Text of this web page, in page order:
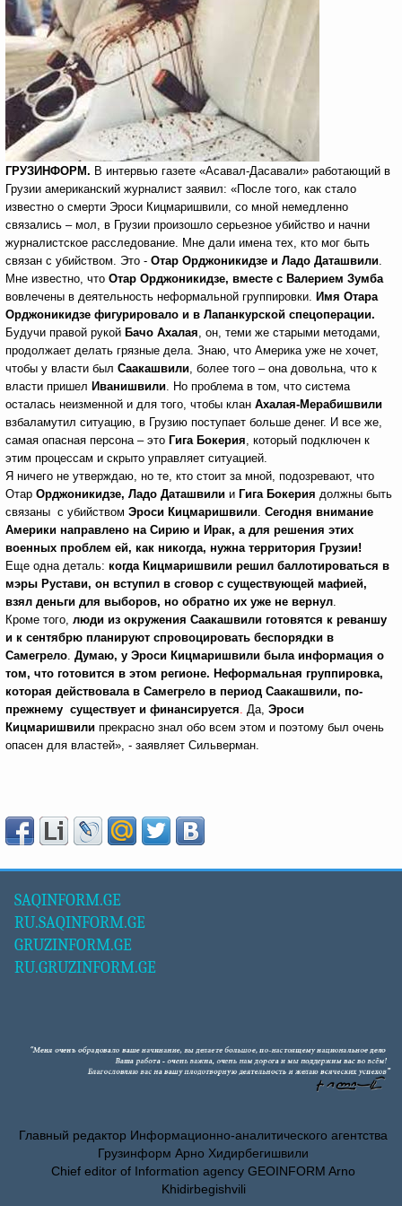
ГРУЗИНФОРМ. В интервью газете «Асавал-Дасавали» работающий в
Грузии американский журналист заявил: «После того, как стало
известно о смерти Эроси Кицмаришвили, со мной немедленно
связались – мол, в Грузии произошло серьезное убийство и начни
журналистское расследование. Мне дали имена тех, кто мог быть
связан с убийством. Это - Отар Орджоникидзе и Ладо Даташвили.
Мне известно, что Отар Орджоникидзе, вместе с Валерием Зумба
вовлечены в деятельность неформальной группировки. Имя Отара
Орджоникидзе фигурировало и в Лапанкурской спецоперации.
Будучи правой рукой Бачо Ахалая, он, теми же старыми методами,
продолжает делать грязные дела. Знаю, что Америка уже не хочет,
чтобы у власти был Саакашвили, более того – она довольна, что к
власти пришел Иванишвили. Но проблема в том, что система
осталась неизменной и для того, чтобы клан Ахалая-Мерабишвили
взбаламутил ситуацию, в Грузию поступает больше денег. И все же,
самая опасная персона – это Гига Бокерия, который подключен к
этим процессам и скрыто управляет ситуацией.
Я ничего не утверждаю, но те, кто стоит за мной, подозревают, что
Отар Орджоникидзе, Ладо Даташвили и Гига Бокерия должны быть
связаны с убийством Эроси Кицмаришвили. Сегодня внимание
Америки направлено на Сирию и Ирак, а для решения этих
военных проблем ей, как никогда, нужна территория Грузии!
Еще одна деталь: когда Кицмаришвили решил баллотироваться в
мэры Рустави, он вступил в сговор с существующей мафией,
взял деньги для выборов, но обратно их уже не вернул.
Кроме того, люди из окружения Саакашвили готовятся к реваншу
и к сентябрю планируют спровоцировать беспорядки в
Самегрело. Думаю, у Эроси Кицмаришвили была информация о
том, что готовится в этом регионе. Неформальная группировка,
которая действовала в Самегрело в период Саакашвили, по-
прежнему существует и финансируется. Да, Эроси
Кицмаришвили прекрасно знал обо всем этом и поэтому был очень
опасен для властей», - заявляет Сильверман.
SAQINFORM.GE
RU.SAQINFORM.GE
GRUZINFORM.GE
RU.GRUZINFORM.GE
Главный редактор Информационно-аналитического агентства
Грузинформ Арно Хидирбегишвили
Chief editor of Information agency GEOINFORM Arno
Khidirbegishvili